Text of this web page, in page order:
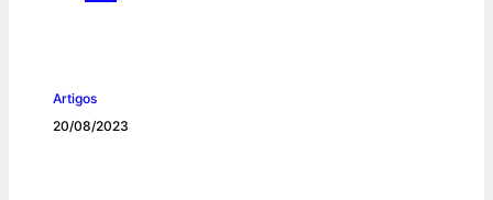
Artigos
20/08/2023